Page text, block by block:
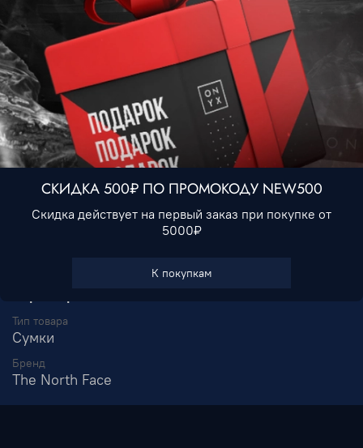
Сумка The North Face #1 • Черный
990 ₽
Нет в наличии
Тип товара
Сумки
Бренд
The North Face
СКИДКА 500₽ ПО ПРОМОКОДУ NEW500
Скидка действует на первый заказ при покупке от
5000₽
К покупкам